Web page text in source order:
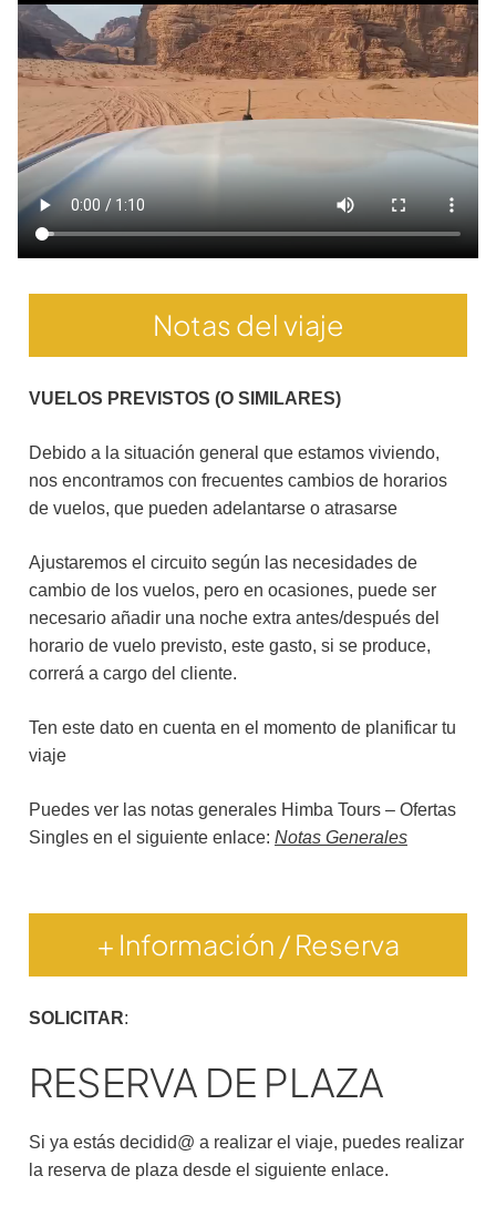
Notas del viaje
VUELOS PREVISTOS (O SIMILARES)
Debido a la situación general que estamos viviendo,
nos encontramos con frecuentes cambios de horarios
de vuelos, que pueden adelantarse o atrasarse
Ajustaremos el circuito según las necesidades de
cambio de los vuelos, pero en ocasiones, puede ser
necesario añadir una noche extra antes/después del
horario de vuelo previsto, este gasto, si se produce,
correrá a cargo del cliente.
Ten este dato en cuenta en el momento de planificar tu
viaje
Puedes ver las notas generales Himba Tours – Ofertas
Singles en el siguiente enlace: Notas Generales
+ Información / Reserva
SOLICITAR:
RESERVA DE PLAZA
Si ya estás decidid@ a realizar el viaje, puedes realizar
la reserva de plaza desde el siguiente enlace.